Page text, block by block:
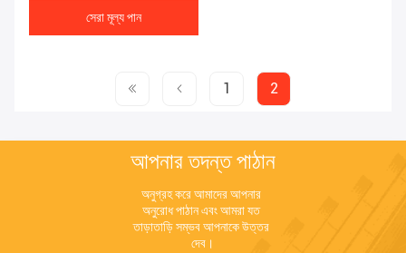
সেরা মূল্য পান
1 2
আপনার তদন্ত পাঠান
অনুগ্রহ করে আমাদের আপনার
অনুরোধ পাঠান এবং আমরা যত
তাড়াতাড়ি সম্ভব আপনাকে উত্তর
দেব।